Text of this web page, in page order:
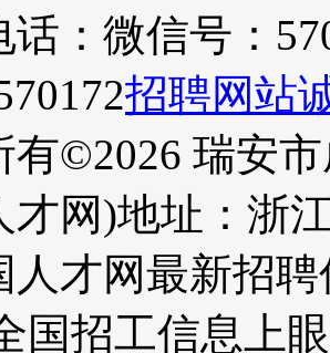
话：微信号：
招聘网站
有©2026 瑞安
才网)地址：浙
人才网最新招聘
国招工信息上